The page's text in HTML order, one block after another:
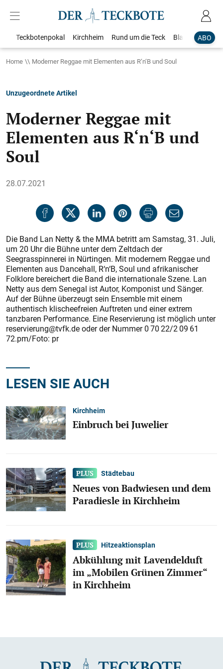
ABO
Teckbotenpokal Kirchheim Rund um die Teck Blaulicht
Home Moderner Reggae mit Elementen aus R‘n‘B und Soul
Unzugeordnete Artikel
Moderner Reggae mit
Elementen aus R‘n‘B und
Soul
28.07.2021
Die Band Lan Netty & the MMA betritt am Samstag, 31. Juli,
um 20 Uhr die Bühne unter dem Zeltdach der
Seegrasspinnerei in Nürtingen. Mit modernem Reggae und
Elementen aus Dancehall, R‘n‘B, Soul und afrikanischer
Folklore bereichert die Band die internationale Szene. Lan
Netty aus dem Senegal ist Autor, Komponist und Sänger.
Auf der Bühne überzeugt sein Ensemble mit einem
authentisch klischeefreien Auftreten und einer extrem
tanzbaren Performance. Eine Reservierung ist möglich unter
reservierung@tvfk.de oder der Nummer 0 70 22/2 09 61
72.pm/Foto: pr
LESEN SIE AUCH
Kirchheim
Einbruch bei Juwelier
Städtebau
Neues von Badwiesen und dem
Paradiesle in Kirchheim
Hitzeaktionsplan
Abkühlung mit Lavendelduft
im „Mobilen Grünen Zimmer“
in Kirchheim